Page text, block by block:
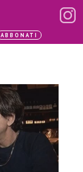
ABBONATI